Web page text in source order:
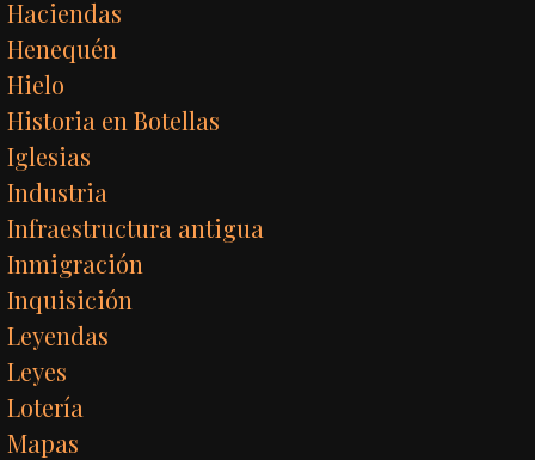
Haciendas
Henequén
Hielo
Historia en Botellas
Iglesias
Industria
Infraestructura antigua
Inmigración
Inquisición
Leyendas
Leyes
Lotería
Mapas